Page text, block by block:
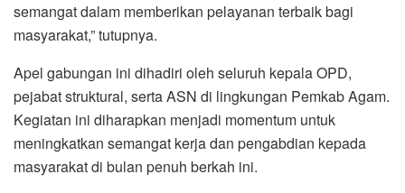
semangat dalam memberikan pelayanan terbaik bagi
masyarakat,” tutupnya.
Apel gabungan ini dihadiri oleh seluruh kepala OPD,
pejabat struktural, serta ASN di lingkungan Pemkab Agam.
Kegiatan ini diharapkan menjadi momentum untuk
meningkatkan semangat kerja dan pengabdian kepada
masyarakat di bulan penuh berkah ini.